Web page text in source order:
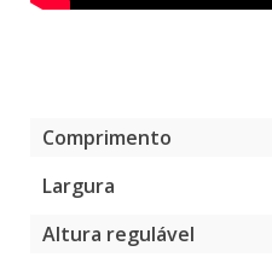
Comprimento
Largura
Altura regulável